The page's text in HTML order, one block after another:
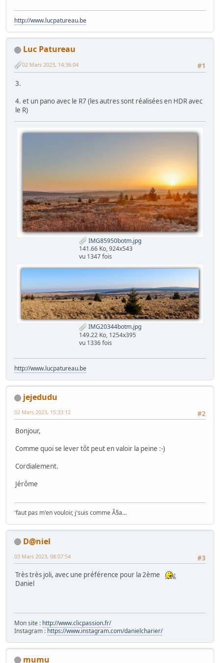
http://www.lucpatureau.be
Luc Patureau
#1
02 Mars 2023, 14:36:04
3.
4. et un pano avec le R7 (les autres sont réalisées en HDR avec
le R)
IMG85950botm.jpg
141.66 Ko, 924x543
vu 1347 fois
IMG20344botm.jpg
149.22 Ko, 1254x395
vu 1336 fois
http://www.lucpatureau.be
jejedudu
#2
02 Mars 2023, 15:33:12
Bonjour,
Comme quoi se lever tôt peut en valoir la peine :-)
Cordialement.
Jérôme
'faut pas m'en vouloir, j'suis comme Ã§a...
D@niel
#3
03 Mars 2023, 08:07:54
Très très joli, avec une préférence pour la 2ème
Daniel
Mon site : http://www.clicpassion.fr/
Instagram : https://www.instagram.com/danielcharier/
mumu